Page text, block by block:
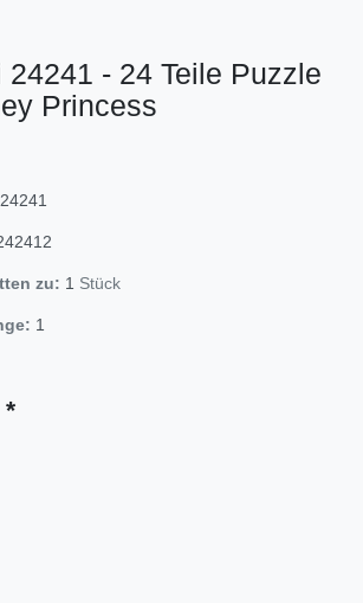
24241 - 24 Teile Puzzle
Princess
zu: 1 Stück
1
*